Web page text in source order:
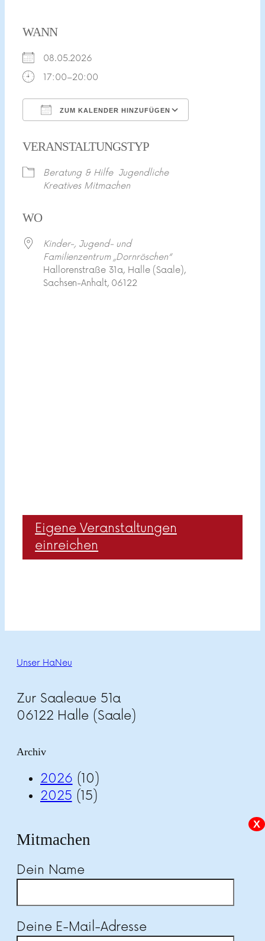
WANN
08.05.2026
17:00–20:00
ZUM KALENDER HINZUFÜGEN
VERANSTALTUNGSTYP
Beratung & Hilfe Jugendliche
Kreatives Mitmachen
WO
Kinder-, Jugend- und
Familienzentrum „Dornröschen“
Hallorenstraße 31a, Halle (Saale),
Sachsen-Anhalt, 06122
Eigene Veranstaltungen
einreichen
Unser HaNeu
Zur Saaleaue 51a
06122 Halle (Saale)
Archiv
2026 (10)
2025 (15)
X
Mitmachen
Dein Name
Deine E-Mail-Adresse